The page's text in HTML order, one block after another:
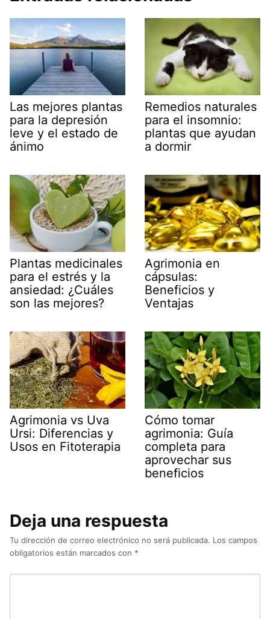
Las mejores plantas
para la depresión
leve y el estado de
ánimo
Remedios naturales
para el insomnio:
plantas que ayudan
a dormir
Plantas medicinales
para el estrés y la
ansiedad: ¿Cuáles
son las mejores?
Agrimonia en
cápsulas:
Beneficios y
Ventajas
Agrimonia vs Uva
Ursi: Diferencias y
Usos en Fitoterapia
Cómo tomar
agrimonia: Guía
completa para
aprovechar sus
beneficios
Deja una respuesta
Tu dirección de correo electrónico no será publicada. Los campos
obligatorios están marcados con *